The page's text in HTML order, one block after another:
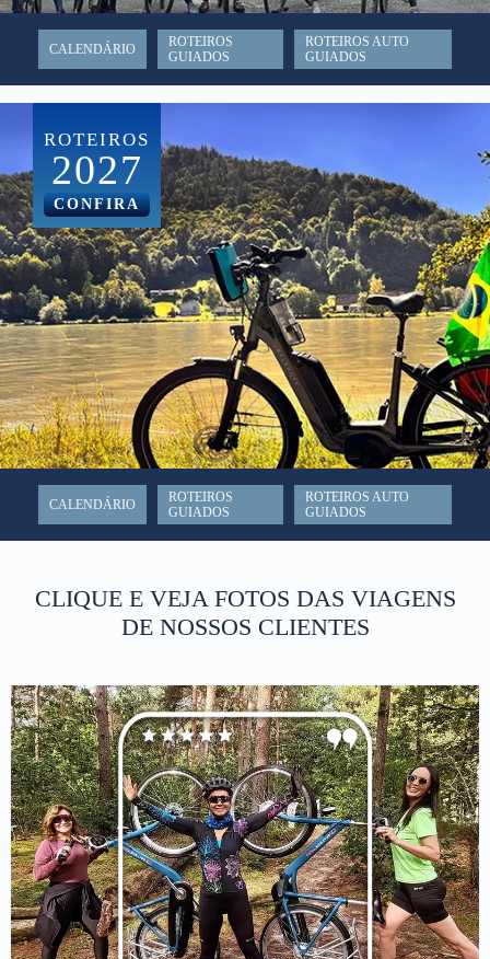
CALENDÁRIO
ROTEIROS
GUIADOS
ROTEIROS AUTO
GUIADOS
ROTEIROS
2027
CONFIRA
CALENDÁRIO
ROTEIROS
GUIADOS
ROTEIROS AUTO
GUIADOS
CLIQUE E VEJA FOTOS DAS VIAGENS
DE NOSSOS CLIENTES